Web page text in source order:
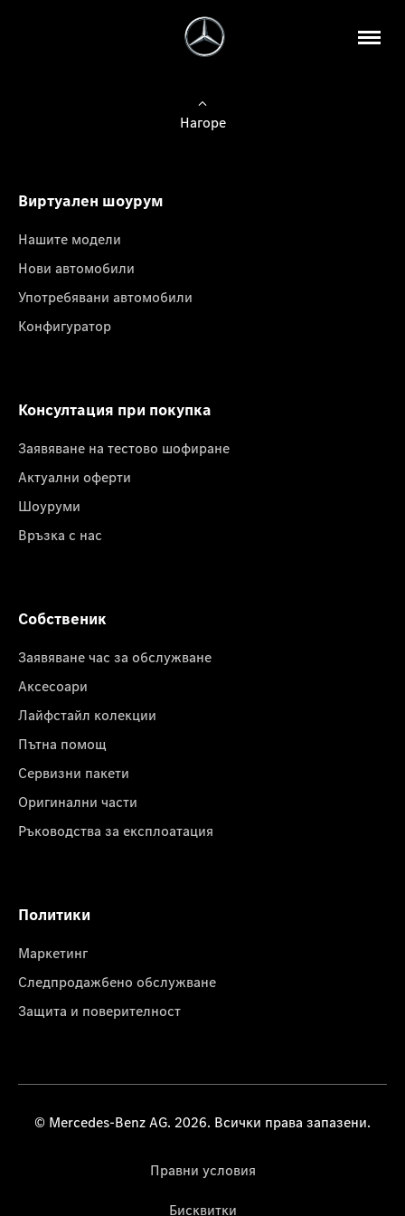
Нагоре
Виртуален шоурум
Нашите модели
Нови автомобили
Употребявани автомобили
Конфигуратор
Консултация при покупка
Заявяване на тестово шофиране
Актуални оферти
Шоуруми
Връзка с нас
Собственик
Заявяване час за обслужване
Аксесоари
Лайфстайл колекции
Пътна помощ
Сервизни пакети
Оригинални части
Ръководства за експлоатация
Политики
Маркетинг
Следпродажбено обслужване
Защита и поверителност
© Mercedes-Benz AG. 2026. Всички права запазени.
Правни условия
Бисквитки